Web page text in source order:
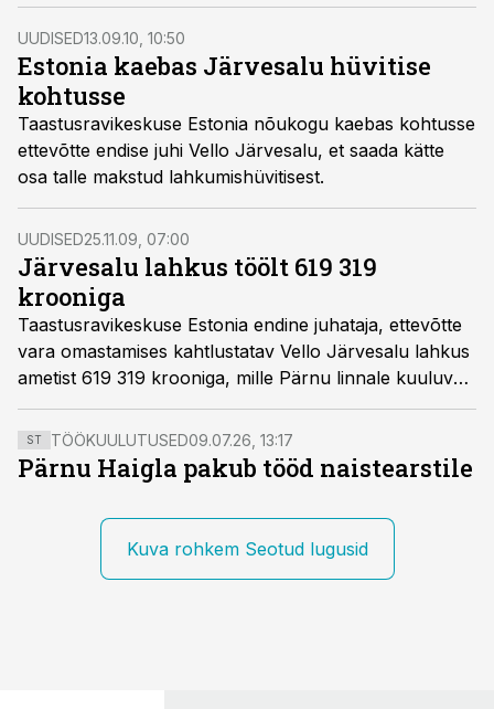
kirjutas Pärnu Postimees.
UUDISED13.09.10, 10:50
Estonia kaebas Järvesalu hüvitise
kohtusse
Taastusravikeskuse Estonia nõukogu kaebas kohtusse
ettevõtte endise juhi Vello Järvesalu, et saada kätte
osa talle makstud lahkumishüvitisest.
UUDISED25.11.09, 07:00
Järvesalu lahkus töölt 619 319
krooniga
Taastusravikeskuse Estonia endine juhataja, ettevõtte
vara omastamises kahtlustatav Vello Järvesalu lahkus
ametist 619 319 krooniga, mille Pärnu linnale kuuluv
äriühing talle lõpparvena välja maksis.
ST TÖÖKUULUTUSED09.07.26, 13:17
Pärnu Haigla pakub tööd naistearstile
Kuva rohkem Seotud lugusid